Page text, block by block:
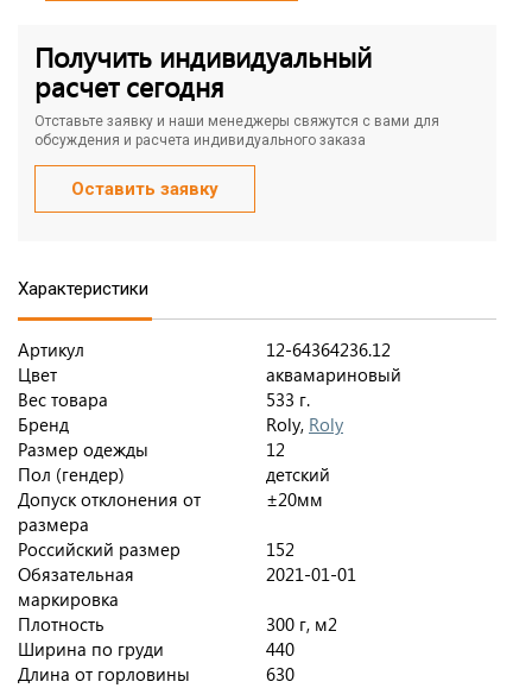
Получить индивидуальный
расчет сегодня
Отставьте заявку и наши менеджеры свяжутся с вами для
обсуждения и расчета индивидуального заказа
Оставить заявку
Характеристики
Артикул
12-64364236.12
Цвет
аквамариновый
Вес товара
533 г.
Бренд
Roly, Roly
Размер одежды
12
Пол (гендер)
детский
Допуск отклонения от
размера
±20мм
Российский размер
152
Обязательная
маркировка
2021-01-01
Плотность
300 г, м2
Ширина по груди
440
Длина от горловины
630